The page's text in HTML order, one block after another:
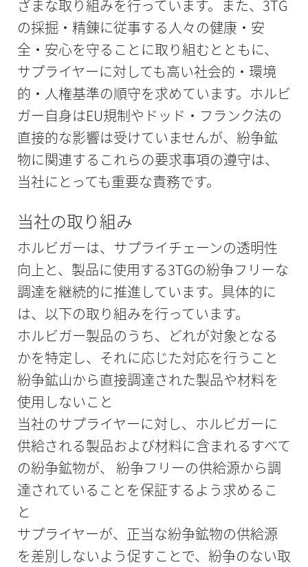
ざまな取り組みを行っています。また、3TG
の採掘・精錬に従事する人々の健康・安
全・安心を守ることに取り組むとともに、
サプライヤーに対しても高い社会的・環境
的・人権基準の順守を求めています。ホルビ
ガー自身はEU規制やドッド・フランク法の
直接的な影響は受けていませんが、紛争鉱
物に関連するこれらの要求事項の遵守は、
当社にとっても重要な責務です。
当社の取り組み
ホルビガーは、サプライチェーンの透明性
向上と、製品に使用する3TGの紛争フリーな
調達を継続的に推進しています。具体的に
は、以下の取り組みを行っています。
ホルビガー製品のうち、どれが対象となる
かを特定し、それに応じた対応を行うこと
紛争鉱山から直接調達された製品や材料を
使用しないこと
当社のサプライヤーに対し、ホルビガーに
供給される製品および材料に含まれるすべて
の紛争鉱物が、 紛争フリーの供給源から調
達されていることを保証するよう求めるこ
と
サプライヤーが、正当な紛争鉱物の供給源
を差別しないよう促すことで、紛争のない取